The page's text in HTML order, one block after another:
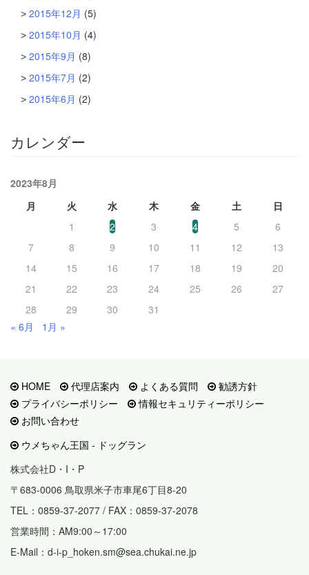
2015年12月 (5)
2015年10月 (4)
2015年9月 (8)
2015年7月 (2)
2015年6月 (2)
カレンダー
2023年8月
月
火 水 木 金 土
日
1
2 3 4 5
6
7
8 9 10 11 12
13
14
15 16 17 18 19
20
21
22 23 24 25 26
27
28
29 30
31
« 6月
1月 »
HOME 代理店案内 よくある質問
勧誘方針
プライバシーポリシー
情報セキュリティーポリシー
お問い合わせ
ウメちゃん王国 - ドッグラン
株式会社D・I・P
〒683-0006 鳥取県米子市車尾6丁目8-20
TEL：0859-37-2077 / FAX：0859-37-2078
営業時間：AM9:00～17:00
E-Mail：d-i-p_hoken.sm@sea.chukai.ne.jp